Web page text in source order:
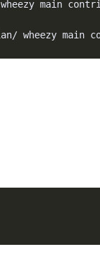
main
wheezy main